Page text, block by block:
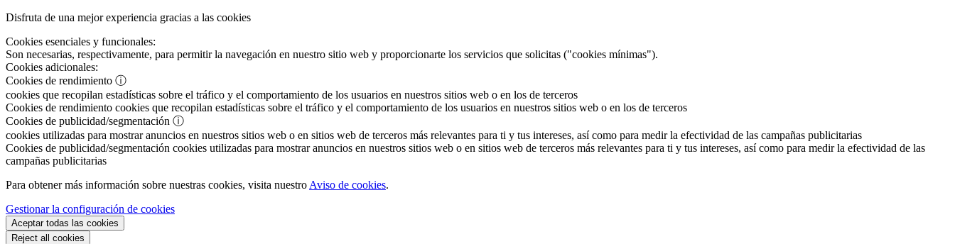
Disfruta de una mejor experiencia gracias a las cookies
Cookies esenciales y funcionales:
Son necesarias, respectivamente, para permitir la navegación en nuestro sitio web y proporcionarte los servicios que solicitas ("cookies mínimas").
Cookies adicionales:
Cookies de rendimiento ⓘ
cookies que recopilan estadísticas sobre el tráfico y el comportamiento de los usuarios en nuestros sitios web o en los de terceros
Cookies de rendimiento cookies que recopilan estadísticas sobre el tráfico y el comportamiento de los usuarios en nuestros sitios web o en los de terceros
Cookies de publicidad/segmentación ⓘ
cookies utilizadas para mostrar anuncios en nuestros sitios web o en sitios web de terceros más relevantes para ti y tus intereses, así como para medir la efectividad de las campañas publicitarias
Cookies de publicidad/segmentación cookies utilizadas para mostrar anuncios en nuestros sitios web o en sitios web de terceros más relevantes para ti y tus intereses, así como para medir la efectividad de las
campañas publicitarias
Para obtener más información sobre nuestras cookies, visita nuestro Aviso de cookies.
Gestionar la configuración de cookies
Aceptar todas las cookies
Reject all cookies